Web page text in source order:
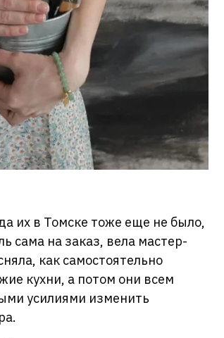
их в Томске тоже еще не было,
сама на заказ, вела мастер-
как самостоятельно
кухни, а потом они всем
усилиями изменить